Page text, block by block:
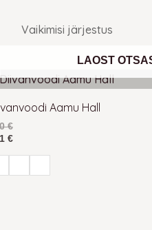
kui modernseid,
140×190 (
LAOST
Aamu Hall
€
€